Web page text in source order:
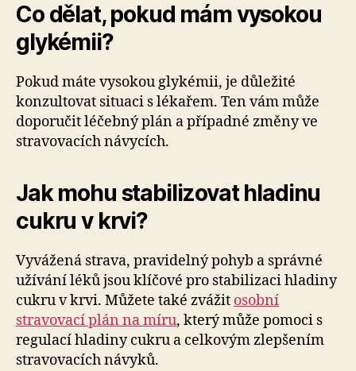
Co dělat, pokud mám vysokou
glykémii?
Pokud máte vysokou glykémii, je důležité
konzultovat situaci s lékařem. Ten vám může
doporučit léčebný plán a případné změny ve
stravovacích návycích.
Jak mohu stabilizovat hladinu
cukru v krvi?
Vyvážená strava, pravidelný pohyb a správné
užívání léků jsou klíčové pro stabilizaci hladiny
cukru v krvi. Můžete také zvážit osobní
stravovací plán na míru, který může pomoci s
regulací hladiny cukru a celkovým zlepšením
stravovacích návyků.